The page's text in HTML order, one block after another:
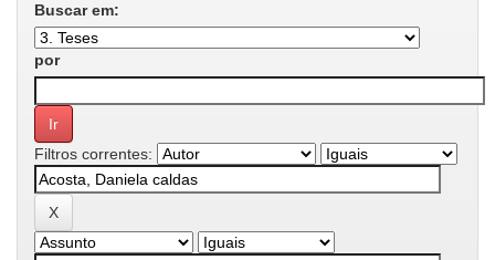
Buscar em:
por
Filtros correntes: